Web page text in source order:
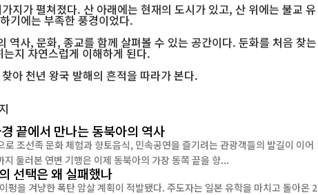
지가 펼쳐졌다. 산 아래에는 현재의 도시가 있고, 산 위에는 불교 유
기에는 부족한 풍경이었다.
역사, 문화, 종교를 함께 살펴볼 수 있는 공간이다. 둔화를 처음 찾는
지 자연스럽게 이해하게 된다.
아 천년 왕국 발해의 흔적을 따라가 본다.
끝에서 만나는 동북아의 역사
까지 둘러본 연변 기행은 이제 동북아의 가장 동쪽 끝을 향...
선택은 왜 실패했나
을 겨냥한 폭탄 암살 계획이 적발됐다. 주도자는 일본 유학을 마치고 돌아온 2